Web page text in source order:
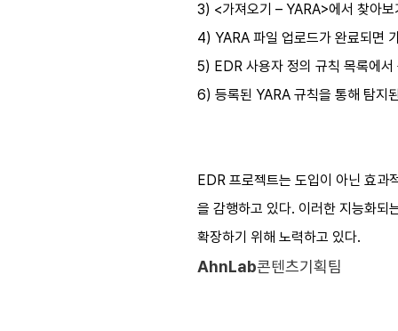
3) <가져오기 – YARA>에서 찾아
4) YARA 파일 업로드가 완료되면
5) EDR 사용자 정의 규칙 목록에
6) 등록된 YARA 규칙을 통해 탐지
EDR 프로젝트는 도입이 아닌 효과
을 감행하고 있다. 이러한 지능화되
확장하기 위해 노력하고 있다.​
AhnLab콘텐츠기획팀